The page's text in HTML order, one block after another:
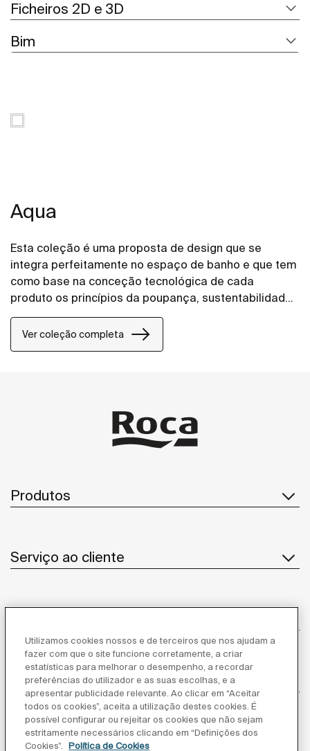
Ficheiros 2D e 3D
Bim
Aqua
Esta coleção é uma proposta de design que se
integra perfeitamente no espaço de banho e que tem
como base na conceção tecnológica de cada
produto os princípios da poupança, sustentabilidade
e integração.
Ver coleção completa
Produtos
Serviço ao cliente
Inspiração
Siga-nos
Utilizamos cookies nossos e de terceiros que nos ajudam a
fazer com que o site funcione corretamente, a criar
estatísticas para melhorar o desempenho, a recordar
preferências do utilizador e as suas escolhas, e a
apresentar publicidade relevante. Ao clicar em “Aceitar
todos os cookies”, aceita a utilização destes cookies. É
possível configurar ou rejeitar os cookies que não sejam
estritamente necessários clicando em “Definições dos
Cookies”.
Política de Cookies